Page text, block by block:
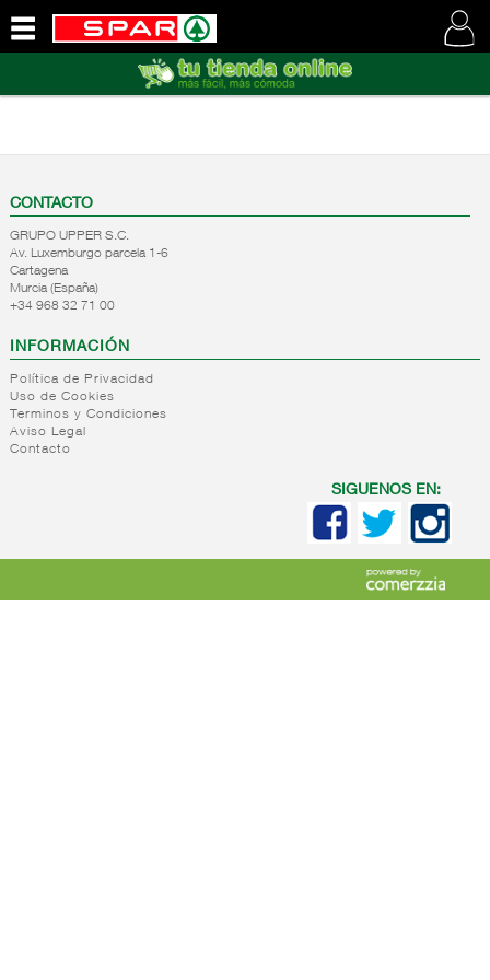
SOMOS
CONTACTO
GRUPO UPPER S.C.
Av. Luxemburgo parcela 1-6
Cartagena
Murcia (España)
+34 968 32 71 00
INFORMACIÓN
Política de Privacidad
Uso de Cookies
Terminos y Condiciones
Aviso Legal
Contacto
SIGUENOS EN: